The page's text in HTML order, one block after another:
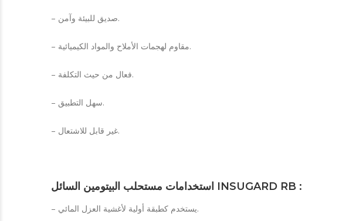
– صديق للبيئة وآمن.
– مقاوم لهجمات الأملاح والمواد الكيميائية.
– فعال من حيث التكلفة.
– سهل التطبيق.
– غير قابل للاشتعال.
استخدامات مستحلب البيتومين السائل INSUGARD RB :
– يستخدم كطبقة أولية لأغشية العزل المائي.